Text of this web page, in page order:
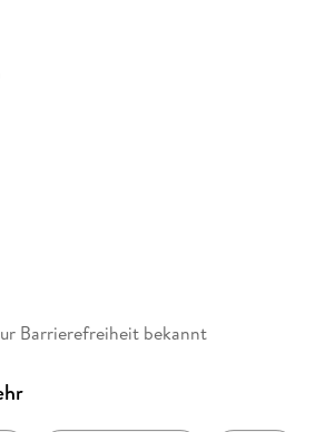
Barrierefreiheit bekannt